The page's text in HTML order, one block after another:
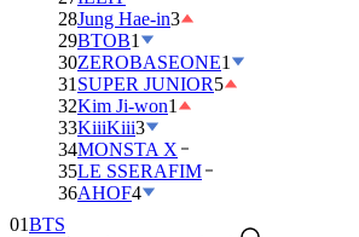
28Jung Hae-in3
29BTOB1
30ZEROBASEONE1
31 SUPER JUNIOR5
32Kim Ji-won1
33KiiiKiii3
34MONSTA X
35LE SSERAFIM
36AHOF4
01BTS